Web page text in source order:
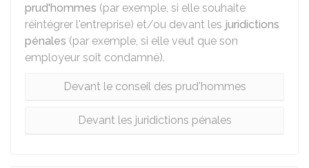
prud'hommes (par exemple, si elle souhaite
réintégrer l'entreprise) et/ou devant les juridictions
pénales (par exemple, si elle veut que son
employeur soit condamné).
Devant le conseil des prud'hommes
Devant les juridictions pénales